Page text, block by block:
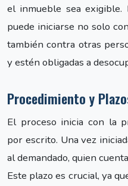
el inmueble sea exigible.
puede iniciarse no solo
también contra otras
y estén obligadas a
Procedimiento y
El proceso inicia con la
por escrito. Una vez
al demandado, quien
Este plazo es crucial, ya